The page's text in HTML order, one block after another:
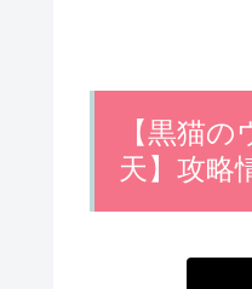
【黒猫
天】攻略